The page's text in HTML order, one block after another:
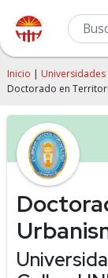
Inicio | Universidades
Doctorado en